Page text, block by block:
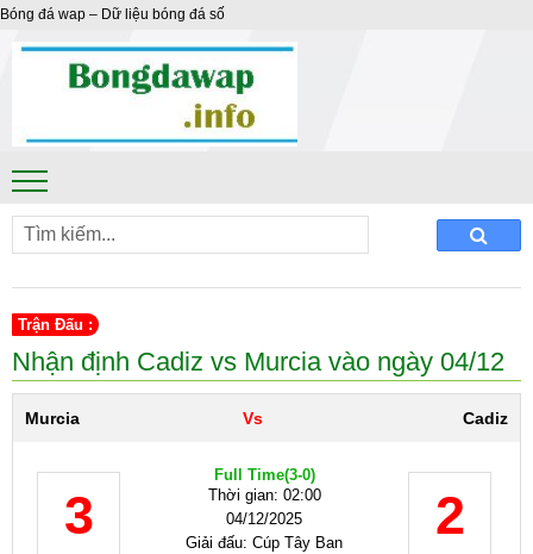
Bóng đá wap – Dữ liệu bóng đá số
Trận Đấu :
Nhận định Cadiz vs Murcia vào ngày 04/12
Murcia Vs Cadiz
3
Full Time(3-0)
Thời gian: 02:00
04/12/2025
Giải đấu: Cúp Tây Ban
2